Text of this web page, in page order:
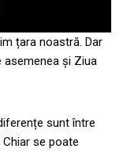
țara noastră. Dar
asemenea și Ziua
sunt între
se poate